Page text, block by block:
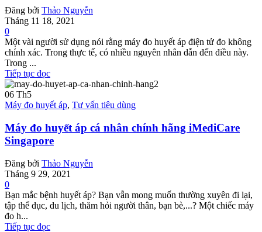
Đăng bởi Thảo Nguyễn
Tháng 11 18, 2021
0
Một vài người sử dụng nói rằng máy đo huyết áp điện tử đo không
chính xác. Trong thực tế, có nhiều nguyên nhân dẫn đến điều này.
Trong ...
Tiếp tục đọc
06 Th5
Máy đo huyết áp, Tư vấn tiêu dùng
Máy đo huyết áp cá nhân chính hãng iMediCare
Singapore
Đăng bởi Thảo Nguyễn
Tháng 9 29, 2021
0
Bạn mắc bệnh huyết áp? Bạn vẫn mong muốn thường xuyên đi lại,
tập thể dục, du lịch, thăm hỏi người thân, bạn bè,...? Một chiếc máy
đo h...
Tiếp tục đọc